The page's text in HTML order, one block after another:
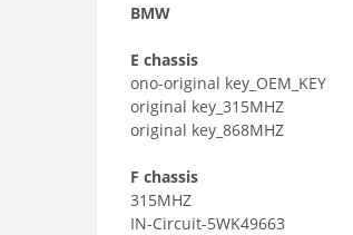
BMW
E chassis
ono-original key_OEM_KEY
original key_315MHZ
original key_868MHZ
F chassis
315MHZ
IN-Circuit-5WK49663